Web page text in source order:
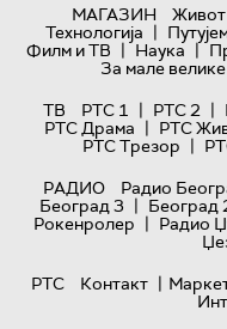
МАГАЗИН
Живот
Технологијa |
Филм и ТВ | Наука |
За мале велике
ТВ
РТС 1 | РТС 2 |
РТС Драма | РТС
РТС Трезор |
РАДИО
Радио
Београд 3 | Београд
Рокенролер | Радио
РТС
Контакт |